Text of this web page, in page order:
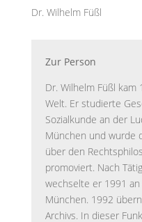
Dr. Wilhelm Füßl
Zur Person
Dr. Wilhelm Füßl
Welt. Er studierte
Sozialkunde an der
München und wurde
über den
promoviert. Nach
wechselte er 1991
München. 1992
Archivs. In dieser